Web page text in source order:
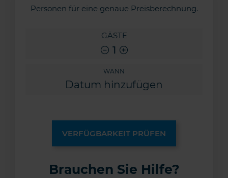
Personen für eine genaue Preisberechnung.
GÄSTE
1
WANN
VERFÜGBARKEIT PRÜFEN
Brauchen Sie Hilfe?